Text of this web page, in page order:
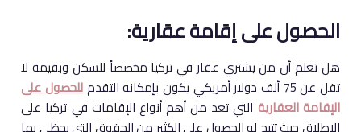
الحصول على إقامة عقارية:
هل تعلم أن من يشتري عقار في تركيا مخصصاً للسكن وبقيمة لا
تقل عن 75 ألف دولار أمريكي يكون بإمكانه التقدم
للحصول على
الإقامة العقاريةالتي تعد من أهم أنواع الإقامات في تركيا على
الإطلاق حيث تتيح له الحصول على الكثير من الحقوق التي يحظى بها